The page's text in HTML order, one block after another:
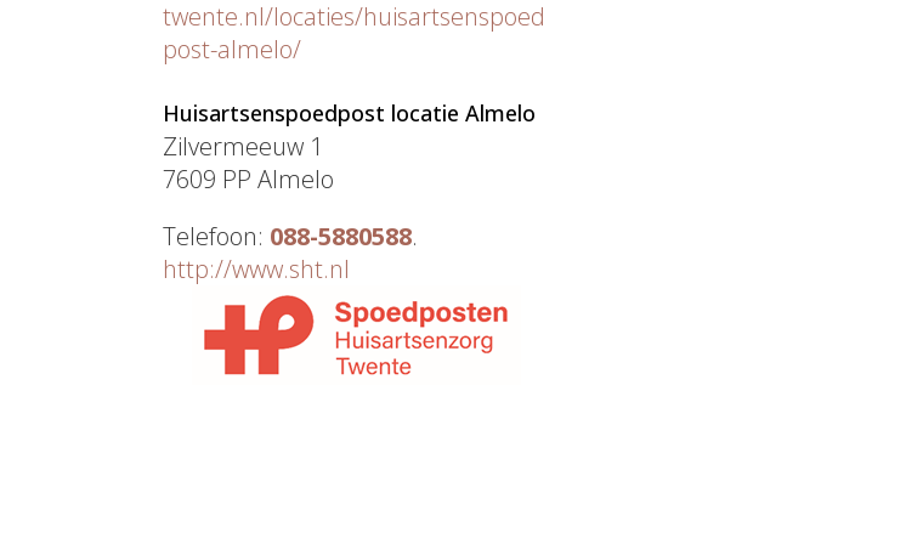
twente.nl/locaties/huisartsenspoed
post-almelo/
Huisartsenspoedpost locatie Almelo
Zilvermeeuw 1
7609 PP Almelo
Telefoon: 088-5880588.
http://www.sht.nl